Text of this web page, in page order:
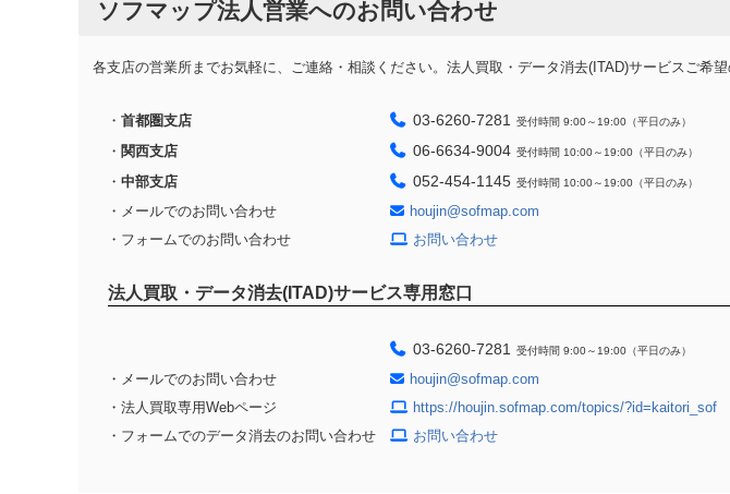
ソフマップ法人営業へのお問い合わせ
各支店の営業所までお気軽に、ご連絡・相談ください。法人買取・データ消去(ITAD)サービスご希望
・ 首都圏支店 03-6260-7281 受付時間 9:00～19:00（平日のみ）
・ 関西支店 06-6634-9004 受付時間 10:00～19:00（平日のみ）
・ 中部支店 052-454-1145 受付時間 10:00～19:00（平日のみ）
・メールでのお問い合わせ
houjin@sofmap.com
・フォームでのお問い合わせ
お問い合わせ
法人買取・データ消去(ITAD)サービス専用窓口
03-6260-7281 受付時間 9:00～19:00（平日のみ）
・メールでのお問い合わせ
houjin@sofmap.com
・法人買取専用Webページ
https://houjin.sofmap.com/topics/?id=kaitori_sof
・フォームでのデータ消去のお問い合わせ
お問い合わせ